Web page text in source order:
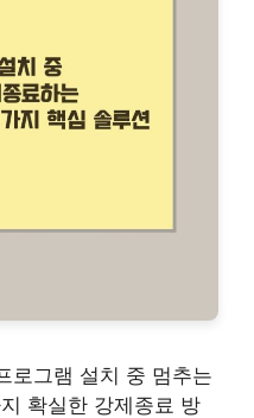
그램 설치 중 멈추는
확실한 강제종료 방